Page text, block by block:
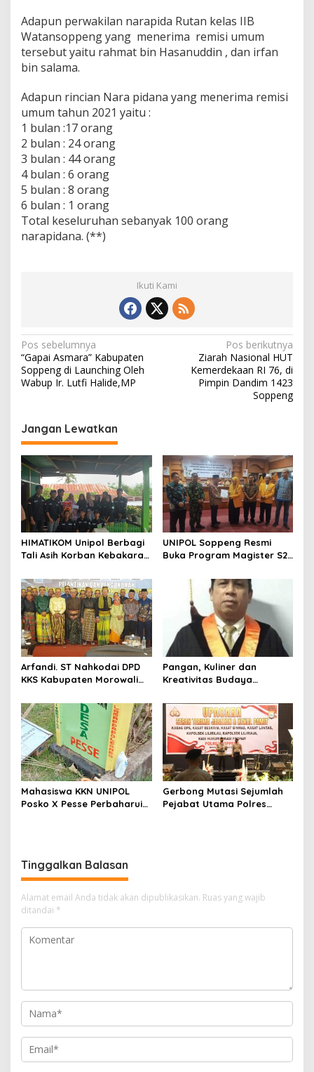
i
m
a
R
i
s
i
Adapun perwakilan narapida Rutan kelas IIB
Watansoppeng yang menerima remisi umum
tersebut yaitu rahmat bin Hasanuddin , dan irfan
bin salama.
Adapun rincian Nara pidana yang menerima remisi
umum tahun 2021 yaitu :
1 bulan :17 orang
2 bulan : 24 orang
3 bulan : 44 orang
4 bulan : 6 orang
5 bulan : 8 orang
6 bulan : 1 orang
Total keseluruhan sebanyak 100 orang
narapidana. (**)
Ikuti Kami
N
a
v
g
a
s
i
p
o
s
Pos sebelumnya
“Gapai Asmara” Kabupaten
Soppeng di Launching Oleh
Wabup Ir. Lutfi Halide,MP
Pos berikutnya
Ziarah Nasional HUT
Kemerdekaan RI 76, di
Pimpin Dandim 1423
Soppeng
Jangan Lewatkan
HIMATIKOM Unipol Berbagi
Tali Asih Korban Kebakaran
UNIPOL Soppeng Resmi
Buka Program Magister S2
Arfandi. ST Nahkodai DPD
KKS Kabupaten Morowali
2028
Pangan, Kuliner dan
Kreativitas Budaya
Mahasiswa KKN UNIPOL
Posko X Pesse Perbaharui
Gerbong Mutasi Sejumlah
Pejabat Utama Polres
Tinggalkan Balasan
Alamat email Anda tidak akan dipublikasikan. Ruas yang wajib
ditandai *